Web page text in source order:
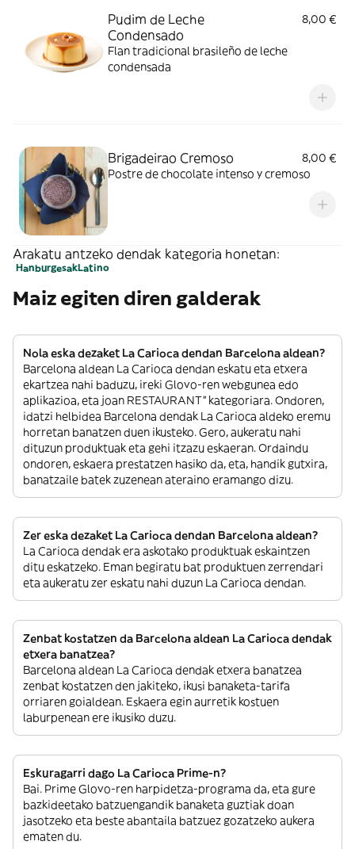
Pudim de Leche
Condensado
8,00 €
Flan tradicional brasileño de leche
condensada
Brigadeirao Cremoso
8,00 €
Postre de chocolate intenso y cremoso
Arakatu antzeko dendak kategoria honetan:
HanburgesakLatino
Maiz egiten diren galderak
Nola eska dezaket La Carioca dendan Barcelona aldean?
Barcelona aldean La Carioca dendan eskatu eta etxera
ekartzea nahi baduzu, ireki Glovo-ren webgunea edo
aplikazioa, eta joan RESTAURANT” kategoriara. Ondoren,
idatzi helbidea Barcelona dendak La Carioca aldeko eremu
horretan banatzen duen ikusteko. Gero, aukeratu nahi
dituzun produktuak eta gehi itzazu eskaeran. Ordaindu
ondoren, eskaera prestatzen hasiko da, eta, handik gutxira,
banatzaile batek zuzenean ateraino eramango dizu.
Zer eska dezaket La Carioca dendan Barcelona aldean?
La Carioca dendak era askotako produktuak eskaintzen
ditu eskatzeko. Eman begiratu bat produktuen zerrendari
eta aukeratu zer eskatu nahi duzun La Carioca dendan.
Zenbat kostatzen da Barcelona aldean La Carioca dendak
etxera banatzea?
Barcelona aldean La Carioca dendak etxera banatzea
zenbat kostatzen den jakiteko, ikusi banaketa-tarifa
orriaren goialdean. Eskaera egin aurretik kostuen
laburpenean ere ikusiko duzu.
Eskuragarri dago La Carioca Prime-n?
Bai. Prime Glovo-ren harpidetza-programa da, eta gure
bazkideetako batzuengandik banaketa guztiak doan
jasotzeko eta beste abantaila batzuez gozatzeko aukera
ematen du.